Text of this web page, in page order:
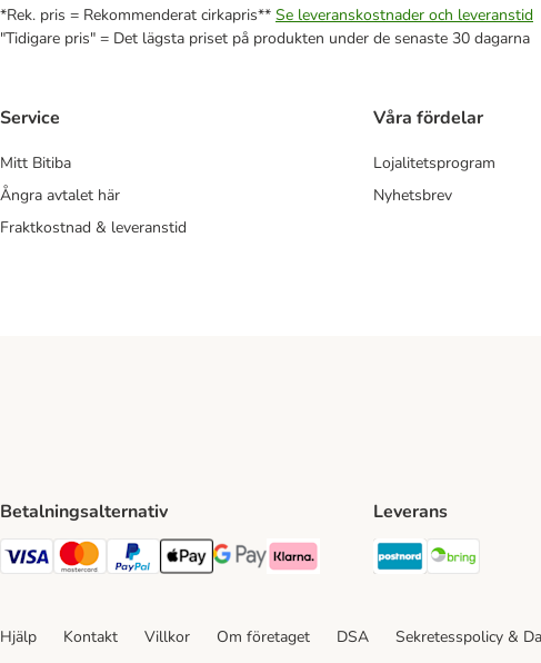
*Rek. pris = Rekommenderat cirkapris** Se leveranskostnader och leveranstid
"Tidigare pris" = Det lägsta priset på produkten under de senaste 30 dagarna
Service
Mitt Bitiba
Ångra avtalet här
Fraktkostnad & leveranstid
Våra fördelar
Lojalitetsprogram
Nyhetsbrev
Betalningsalternativ
VISA Payment Method
Mastercard Payment Method
Paypal Payment Method
Apple Pay Payment Method
Google Pay Payment Method
Klarna Payment Method
Leverans
Postnord
Hjälp Kontakt Villkor Om företaget DSA Sekretesspolicy &